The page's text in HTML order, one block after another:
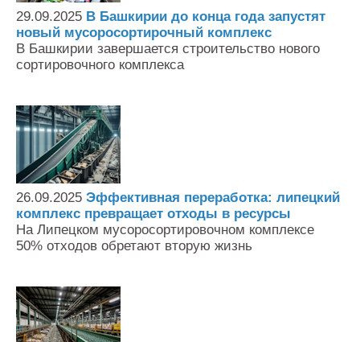
29.09.2025 В Башкирии до конца года запустят
новый мусоросортирочный комплекс
В Башкирии завершается строительство нового
сортировочного комплекса
26.09.2025 Эффективная переработка: липецкий
комплекс превращает отходы в ресурсы
На Липецком мусоросортировочном комплексе
50% отходов обретают вторую жизнь